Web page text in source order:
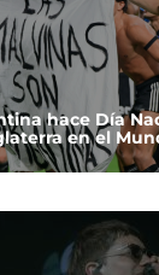
hace Día
en el